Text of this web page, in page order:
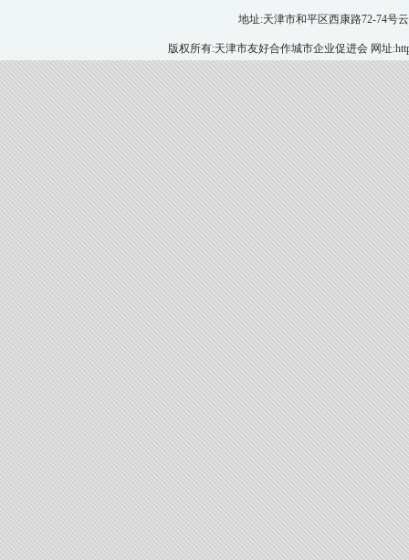
地址:天津市和平区西康路72-74号云
版权所有:天津市友好合作城市企业促进会 网址